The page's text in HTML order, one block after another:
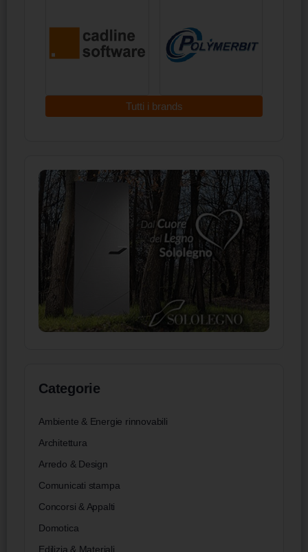
Tutti i brands
Categorie
Ambiente & Energie rinnovabili
Architettura
Arredo & Design
Comunicati stampa
Concorsi & Appalti
Domotica
Edilizia & Materiali